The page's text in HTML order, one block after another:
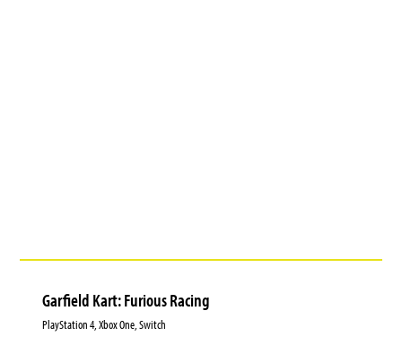
Garfield Kart: Furious Racing
PlayStation 4, Xbox One, Switch